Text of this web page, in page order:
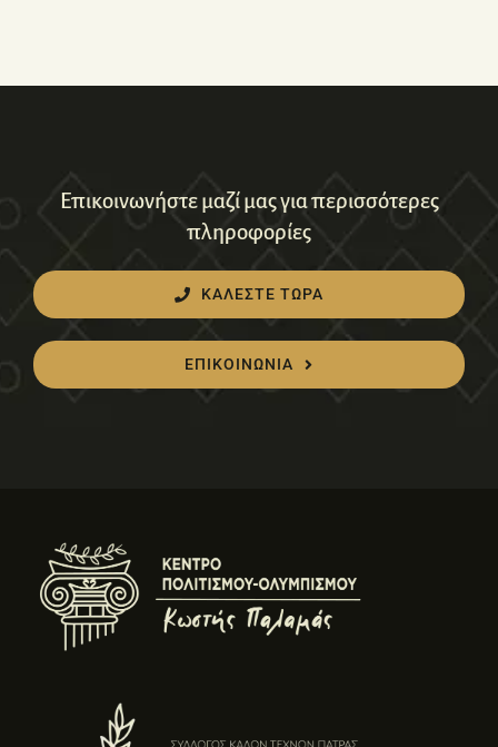
Επικοινωνήστε μαζί μας για περισσότερες
πληροφορίες
ΚΑΛΕΣΤΕ ΤΩΡΑ
ΕΠΙΚΟΙΝΩΝΙΑ